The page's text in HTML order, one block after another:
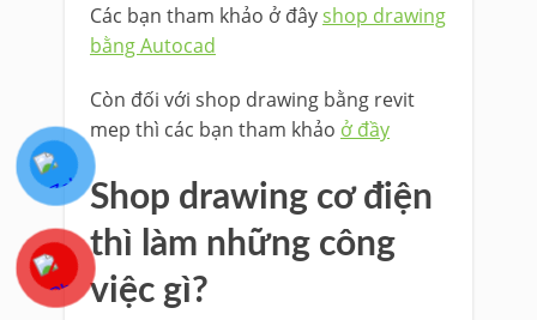
Các bạn tham khảo ở đâyshop drawing
bằng Autocad
Còn đối với shop drawing bằng revit
mep thì các bạn tham khảo ở đầy
Shop drawing cơ điện
thì làm những công
việc gì?